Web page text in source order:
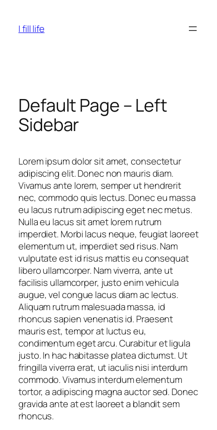
content
I fill life
Default Page – Left
Sidebar
Lorem ipsum dolor sit amet, consectetur
adipiscing elit. Donec non mauris diam.
Vivamus ante lorem, semper ut hendrerit
nec, commodo quis lectus. Donec eu massa
eu lacus rutrum adipiscing eget nec metus.
Nulla eu lacus sit amet lorem rutrum
imperdiet. Morbi lacus neque, feugiat laoreet
elementum ut, imperdiet sed risus. Nam
vulputate est id risus mattis eu consequat
libero ullamcorper. Nam viverra, ante ut
facilisis ullamcorper, justo enim vehicula
augue, vel congue lacus diam ac lectus.
Aliquam rutrum malesuada massa, id
rhoncus sapien venenatis id. Praesent
mauris est, tempor at luctus eu,
condimentum eget arcu. Curabitur et ligula
justo. In hac habitasse platea dictumst. Ut
fringilla viverra erat, ut iaculis nisi interdum
commodo. Vivamus interdum elementum
tortor, a adipiscing magna auctor sed. Donec
gravida ante at est laoreet a blandit sem
rhoncus.